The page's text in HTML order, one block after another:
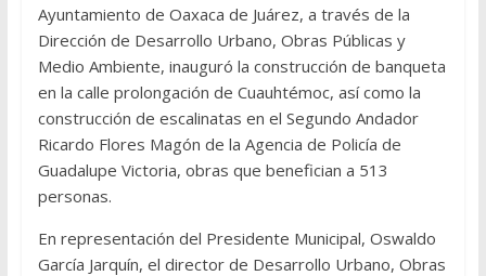
Ayuntamiento de Oaxaca de Juárez, a través de la
Dirección de Desarrollo Urbano, Obras Públicas y
Medio Ambiente, inauguró la construcción de banqueta
en la calle prolongación de Cuauhtémoc, así como la
construcción de escalinatas en el Segundo Andador
Ricardo Flores Magón de la Agencia de Policía de
Guadalupe Victoria, obras que benefician a 513
personas.
En representación del Presidente Municipal, Oswaldo
García Jarquín, el director de Desarrollo Urbano, Obras